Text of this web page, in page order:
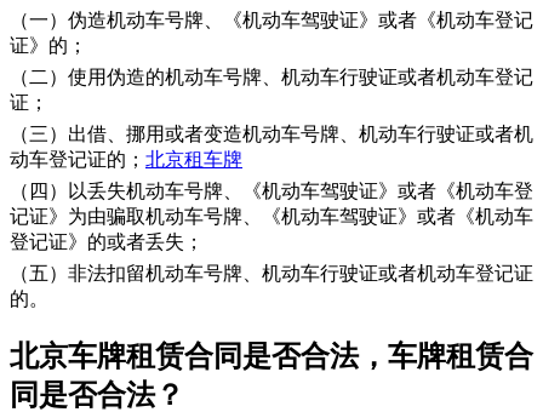
（一）伪造机动车号牌、《机动车驾驶证》或者《机动车登记
证》的；
（二）使用伪造的机动车号牌、机动车行驶证或者机动车登记
证；
（三）出借、挪用或者变造机动车号牌、机动车行驶证或者机
动车登记证的； 北京租车牌
（四）以丢失机动车号牌、《机动车驾驶证》或者《机动车登
记证》为由骗取机动车号牌、《机动车驾驶证》或者《机动车
登记证》的或者丢失；
（五）非法扣留机动车号牌、机动车行驶证或者机动车登记证
的。
​北京车牌租赁合同是否合法，车牌租赁合
同是否合法？